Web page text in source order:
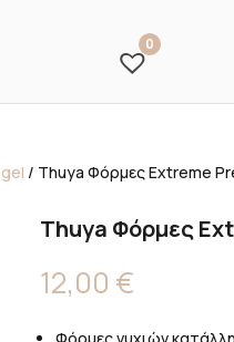
0
/ Thuya Φόρμες Extreme
Thuya Φόρμες
12,00 €